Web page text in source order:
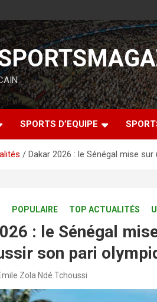
SPORTS D’EQUIPE
Dakar 2026 : le Sénégal mise
POPULAIRE TOP ACTUALITÉS
: le Sénégal
son pari
Zola Ndé Tchoussi